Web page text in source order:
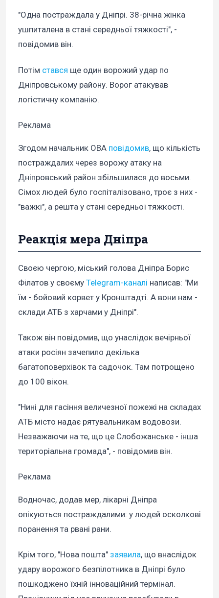
"Одна постраждала у Дніпрі. 38-річна жінка
ушпиталена в стані середньої тяжкості", -
повідомив він.
Потім стався ще один ворожий удар по
Дніпровському району. Ворог атакував
логістичну компанію.
Реклама
Згодом начальник ОВА повідомив, що кількість
постраждалих через ворожу атаку на
Дніпровський район збільшилася до восьми.
Сімох людей було госпіталізовано, троє з них -
"важкі", а решта у стані середньої тяжкості.
Реакція мера Дніпра
Своєю чергою, міський голова Дніпра Борис
Філатов у своєму Telegram-каналі написав: "Ми
їм - бойовий корвет у Кронштадті. А вони нам -
склади АТБ з харчами у Дніпрі".
Також він повідомив, що унаслідок вечірньої
атаки росіян зачепило декілька
багатоповерхівок та садочок. Там потрощено
до 100 вікон.
"Нині для гасіння величезної пожежі на складах
АТБ місто надає рятувальникам водовози.
Незважаючи на те, що це Слобожанське - інша
територіальна громада", - повідомив він.
Реклама
Водночас, додав мер, лікарні Дніпра
опікуються постраждалими: у людей осколкові
поранення та рвані рани.
Крім того, "Нова пошта" заявила, що внаслідок
удару ворожого безпілотника в Дніпрі було
пошкоджено їхній інноваційний термінал.